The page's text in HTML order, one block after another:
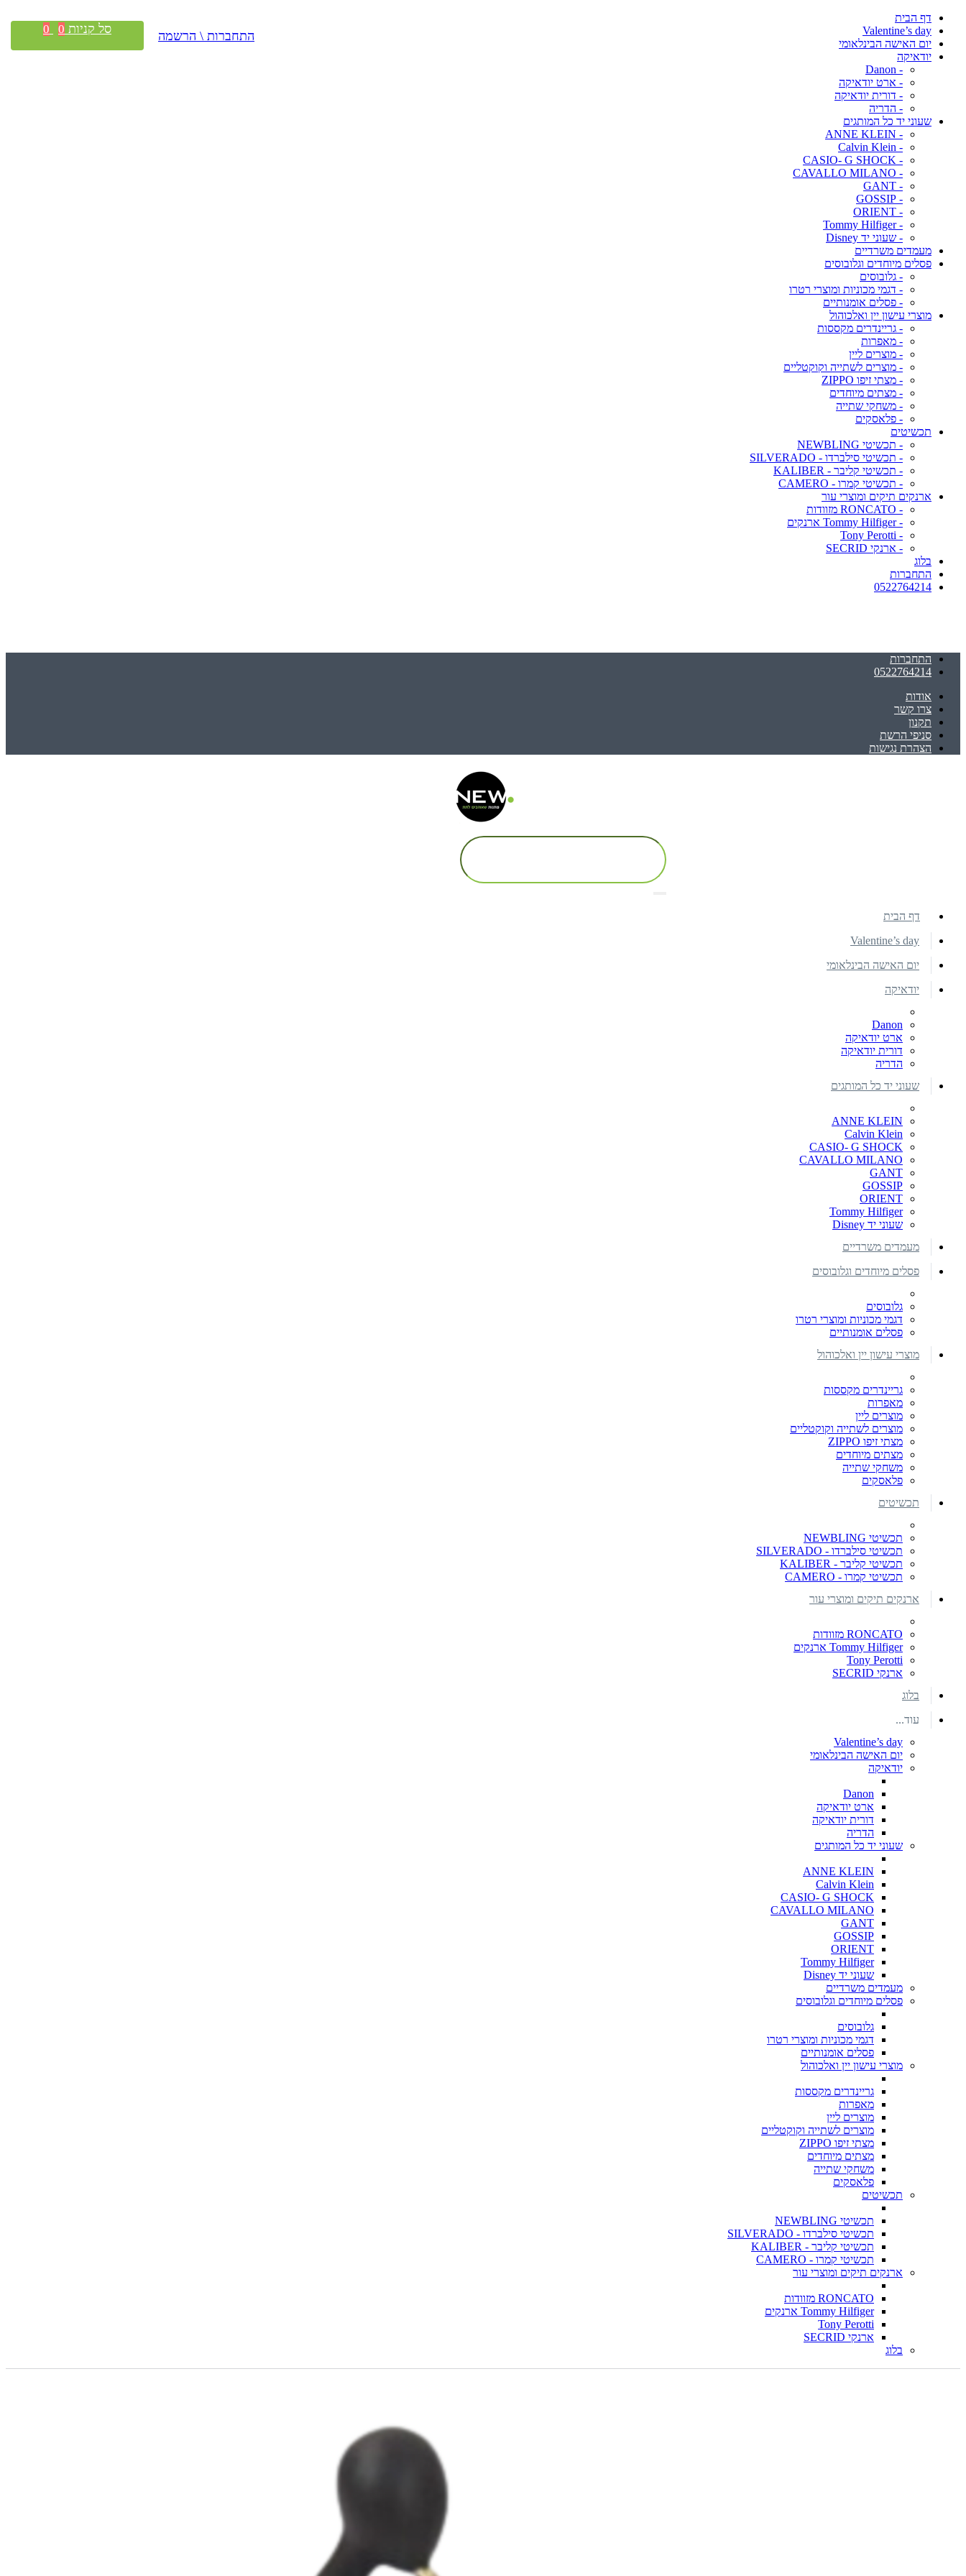
דף הבית
Valentine’s day
יום האישה הבינלאומי
יודאיקה
- Danon
- ארט יודאיקה
- דורית יודאיקה
- הדריה
שעוני יד כל המותגים
- ANNE KLEIN
- Calvin Klein
- CASIO- G SHOCK
- CAVALLO MILANO
- GANT
- GOSSIP
- ORIENT
- Tommy Hilfiger
- שעוני יד Disney
מעמדים משרדיים
פסלים מיוחדים וגלובוסים
- גלובוסים
- דגמי מכוניות ומוצרי רטרו
- פסלים אומנותיים
מוצרי עישון יין ואלכוהול
- גריינדרים מקססות
- מאפרות
- מוצרים ליין
- מוצרים לשתייה וקוקטליים
- מצתי זיפו ZIPPO
- מצתים מיוחדים
- משחקי שתייה
- פלאסקים
תכשיטים
- תכשיטי NEWBLING
- תכשיטי סילברדו - SILVERADO
- תכשיטי קליבר - KALIBER
- תכשיטי קמרו - CAMERO
ארנקים תיקים ומוצרי עור
- RONCATO מזוודות
- Tommy Hilfiger ארנקים
- Tony Perotti
- ארנקי SECRID
בלוג
התחברות
0522764214
התחברות
0522764214
אודות
צרו קשר
תקנון
סניפי הרשת
הצהרת נגישות
התחברות \ הרשמה סל קניות 0
0
דף הבית
Valentine’s day
יום האישה הבינלאומי
יודאיקה
Danon
ארט יודאיקה
דורית יודאיקה
הדריה
שעוני יד כל המותגים
ANNE KLEIN
Calvin Klein
CASIO- G SHOCK
CAVALLO MILANO
GANT
GOSSIP
ORIENT
Tommy Hilfiger
שעוני יד Disney
מעמדים משרדיים
פסלים מיוחדים וגלובוסים
גלובוסים
דגמי מכוניות ומוצרי רטרו
פסלים אומנותיים
מוצרי עישון יין ואלכוהול
גריינדרים מקססות
מאפרות
מוצרים ליין
מוצרים לשתייה וקוקטליים
מצתי זיפו ZIPPO
מצתים מיוחדים
משחקי שתייה
פלאסקים
תכשיטים
תכשיטי NEWBLING
תכשיטי סילברדו - SILVERADO
תכשיטי קליבר - KALIBER
תכשיטי קמרו - CAMERO
ארנקים תיקים ומוצרי עור
RONCATO מזוודות
Tommy Hilfiger ארנקים
Tony Perotti
ארנקי SECRID
בלוג
עוד...
Valentine’s day
יום האישה הבינלאומי
יודאיקה
Danon
ארט יודאיקה
דורית יודאיקה
הדריה
שעוני יד כל המותגים
ANNE KLEIN
Calvin Klein
CASIO- G SHOCK
CAVALLO MILANO
GANT
GOSSIP
ORIENT
Tommy Hilfiger
שעוני יד Disney
מעמדים משרדיים
פסלים מיוחדים וגלובוסים
גלובוסים
דגמי מכוניות ומוצרי רטרו
פסלים אומנותיים
מוצרי עישון יין ואלכוהול
גריינדרים מקססות
מאפרות
מוצרים ליין
מוצרים לשתייה וקוקטליים
מצתי זיפו ZIPPO
מצתים מיוחדים
משחקי שתייה
פלאסקים
תכשיטים
תכשיטי NEWBLING
תכשיטי סילברדו - SILVERADO
תכשיטי קליבר - KALIBER
תכשיטי קמרו - CAMERO
ארנקים תיקים ומוצרי עור
RONCATO מזוודות
Tommy Hilfiger ארנקים
Tony Perotti
ארנקי SECRID
בלוג